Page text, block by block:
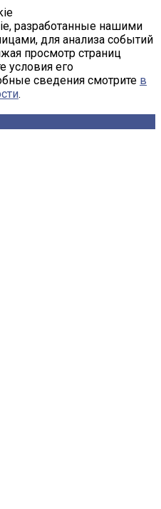
разработанные нашими
для анализа событий
просмотр страниц
условия его
сведения смотрите в
.